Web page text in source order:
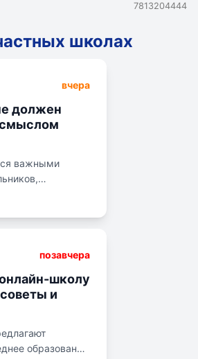
7813204444
школах
вчера
должен
смыслом
важными
на
и
получать опыт
выбирать
школы
базовым
позавчера
школу
и
образование